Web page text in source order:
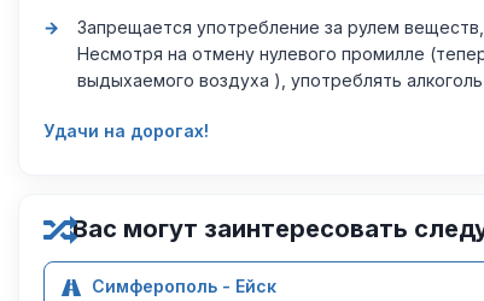
Запрещается употребление за рулем
Несмотря на отмену нулевого промилле
выдыхаемого воздуха ), употреблять
Удачи на дорогах!
Вас могут заинтересовать
Симферополь - Ейск